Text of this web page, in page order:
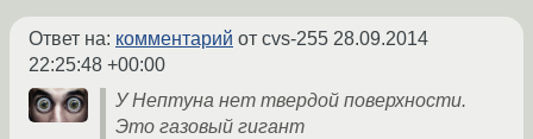
Ответ на: комментарий от cvs-255 28.09.2014
22:25:48 +00:00
У Нептуна нет твердой поверхности.
Это газовый гигант